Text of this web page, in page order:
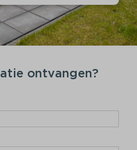
ontvangen?